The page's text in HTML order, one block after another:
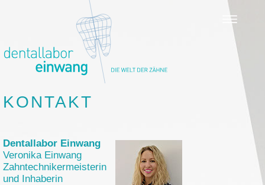
KONTAKT
Dentallabor Einwang
Veronika Einwang
Zahntechnikermeisterin
und Inhaberin